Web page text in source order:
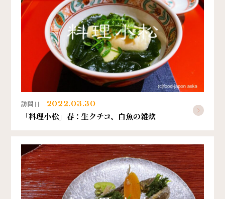
訪問日 2022.03.30
「料理小松」春：生クチコ、白魚の雑炊